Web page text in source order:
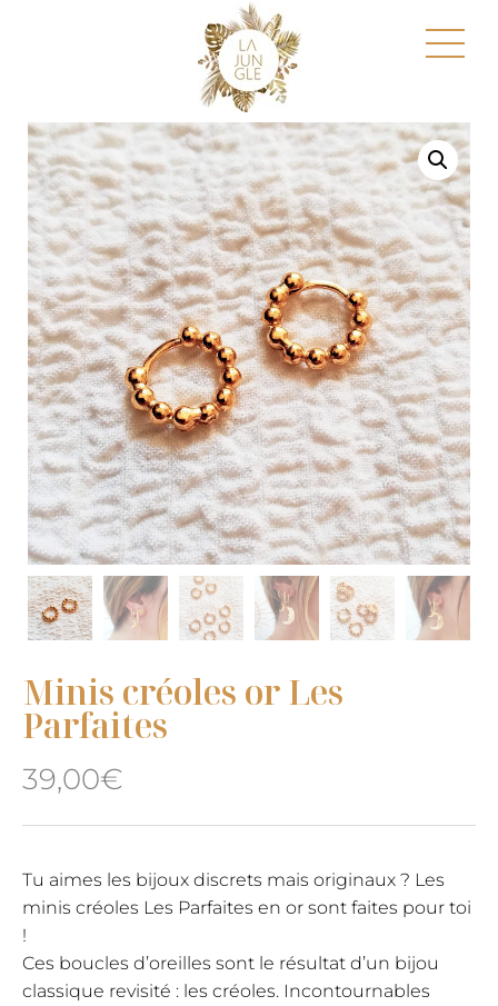
Minis créoles or Les
Parfaites
39,00€
Tu aimes les bijoux discrets mais originaux ? Les
minis créoles Les Parfaites en or sont faites pour toi
!
Ces boucles d’oreilles sont le résultat d’un bijou
classique revisité : les créoles. Incontournables